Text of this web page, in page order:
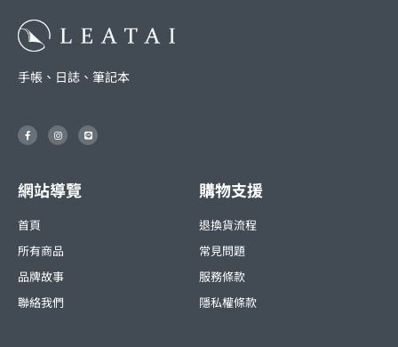
手帳、日誌、筆記本
F
a
c
k
-
I
n
s
r
a
m
L
i
n
網站導覽
首頁
所有商品
品牌故事
聯絡我們
購物支援
退換貨流程
常見問題
服務條款
隱私權條款